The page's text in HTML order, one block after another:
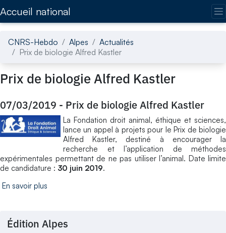
Accueil national
CNRS-Hebdo Alpes
Actualités
Prix de biologie Alfred Kastler
Prix de biologie Alfred Kastler
07/03/2019 - Prix de biologie Alfred Kastler
La Fondation droit animal, éthique et sciences,
lance un appel à projets pour le Prix de biologie
Alfred Kastler, destiné à encourager la
recherche et l’application de méthodes
expérimentales permettant de ne pas utiliser l’animal. Date limite
de candidature : 30 juin 2019.
En savoir plus
Édition Alpes